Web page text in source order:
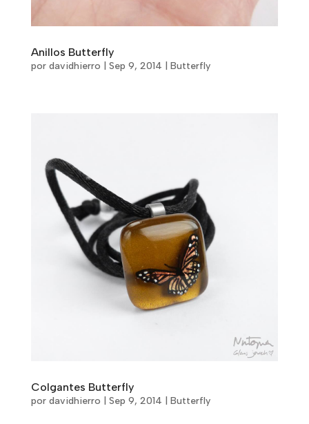
Anillos Butterfly
por davidhierro Sep 9, 2014 Butterfly
Colgantes Butterfly
por davidhierro Sep 9, 2014 Butterfly